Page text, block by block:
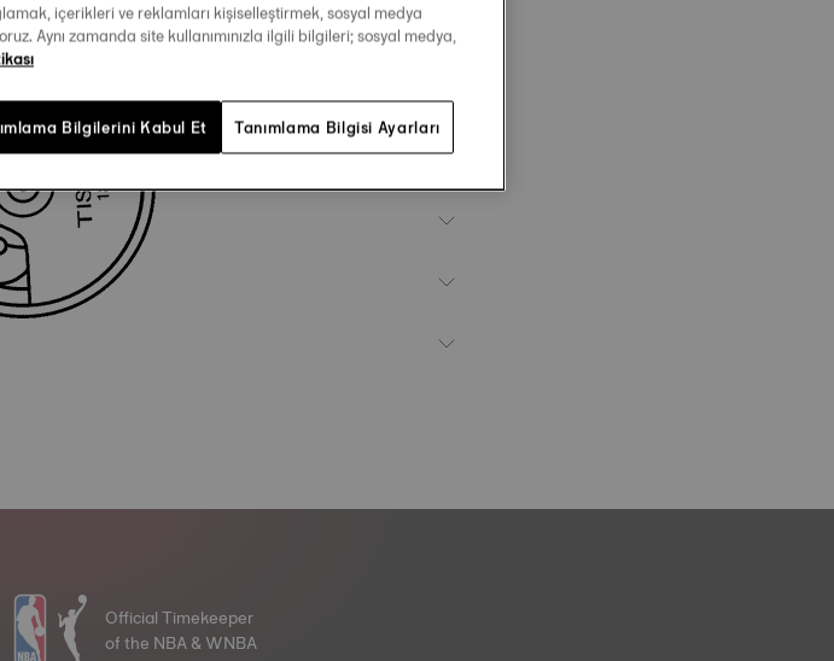
Official Timekeeper
of the NBA & WNBA
içerikleri ve reklamları kişiselleştirmek, sosyal medya
Aynı zamanda site kullanımınızla ilgili bilgileri; sosyal medya,
Tanımlama Bilgisi Ayarları
Bilgilerini Kabul Et